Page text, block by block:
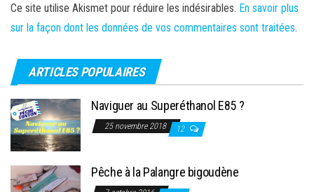
Ce site utilise Akismet pour réduire les indésirables. En savoir plus
sur la façon dont les données de vos commentaires sont traitées.
ARTICLES POPULAIRES
Naviguer au Superéthanol E85 ?
25 novembre 2018 12
Pêche à la Palangre bigoudène